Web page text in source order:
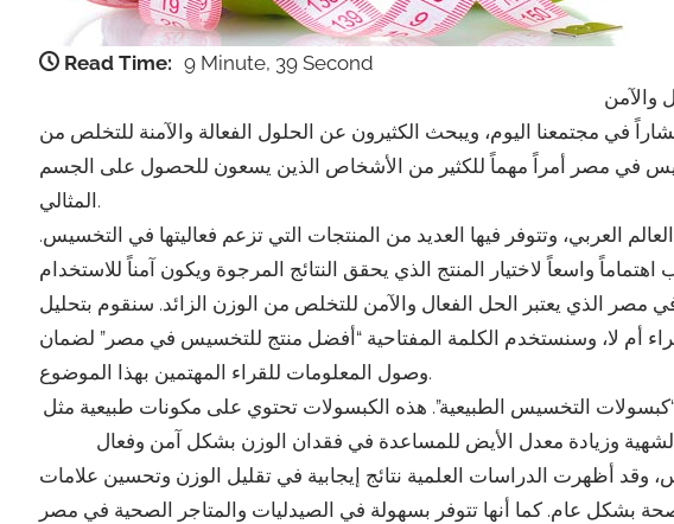
Read Time: 9 Minute, 39 Second
والآمن
في مجتمعنا اليوم، ويبحث الكثيرون عن الحلول الفعالة والآمنة للتخلص من
في مصر أمراً مهماً للكثير من الأشخاص الذين يسعون للحصول على الجسم
المثالي.
العربي، وتتوفر فيها العديد من المنتجات التي تزعم فعاليتها في التخسيس.
الذي يعتبر الحل الفعال والآمن للتخلص من الوزن الزائد. سنقوم بتحليل
أم لا، وسنستخدم الكلمة المفتاحية “أفضل منتج للتخسيس في مصر” لضمان
وصول المعلومات للقراء المهتمين بهذا الموضوع.
التخسيس الطبيعية”. هذه الكبسولات تحتوي على مكونات طبيعية مثل
وقد أظهرت الدراسات العلمية نتائج إيجابية في تقليل الوزن وتحسين علامات